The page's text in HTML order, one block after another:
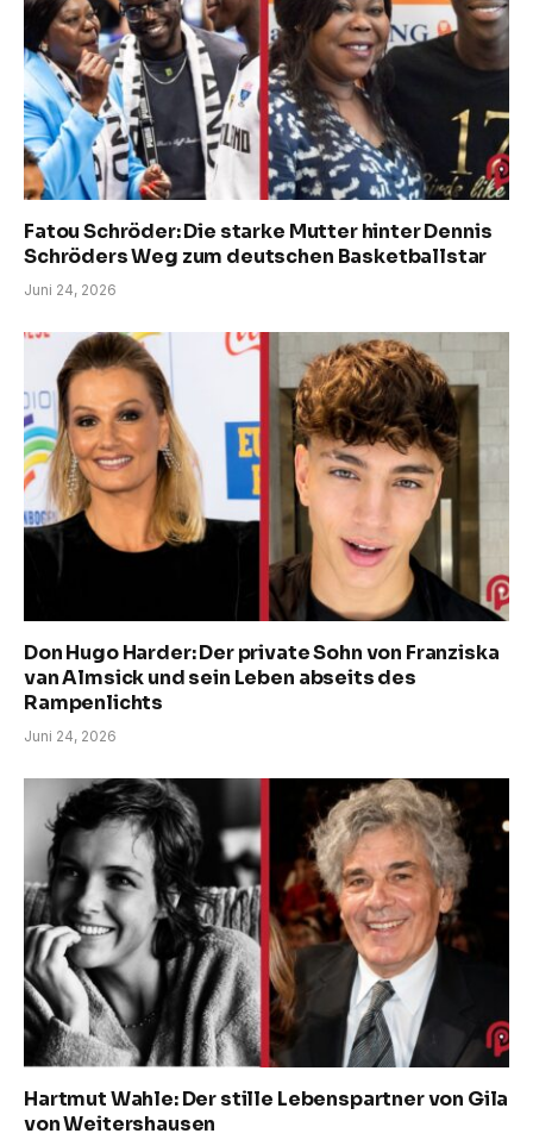
Fatou Schröder: Die starke Mutter hinter Dennis
Schröders Weg zum deutschen Basketballstar
Juni 24, 2026
Don Hugo Harder: Der private Sohn von Franziska
van Almsick und sein Leben abseits des
Rampenlichts
Juni 24, 2026
Hartmut Wahle: Der stille Lebenspartner von Gila
von Weitershausen